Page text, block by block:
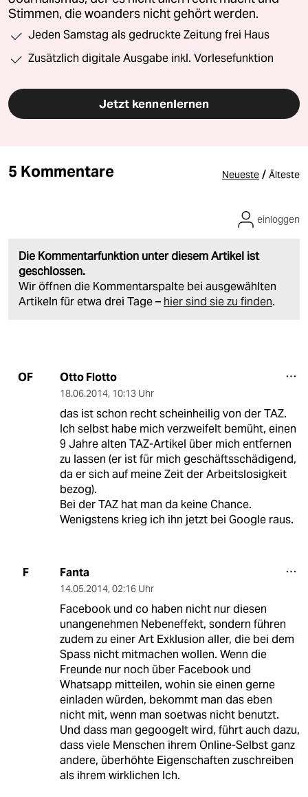
Stimmen, die woanders nicht gehört werden.
Jeden Samstag als gedruckte Zeitung frei Haus
Zusätzlich digitale Ausgabe inkl. Vorlesefunktion
Jetzt kennenlernen
5 Kommentare Neueste / Älteste
Die Kommentarfunktion unter diesem Artikel ist
geschlossen.
Wir öffnen die Kommentarspalte bei ausgewählten
Artikeln für etwa drei Tage – hier sind sie zu finden.
einloggen
OF Otto Flotto
18.06.2014, 10:13 Uhr
das ist schon recht scheinheilig von der TAZ.
Ich selbst habe mich verzweifelt bemüht, einen
9 Jahre alten TAZ-Artikel über mich entfernen
zu lassen (er ist für mich geschäftsschädigend,
da er sich auf meine Zeit der Arbeitslosigkeit
bezog).
Bei der TAZ hat man da keine Chance.
Wenigstens krieg ich ihn jetzt bei Google raus.
F Fanta
14.05.2014, 02:16 Uhr
Facebook und co haben nicht nur diesen
unangenehmen Nebeneffekt, sondern führen
zudem zu einer Art Exklusion aller, die bei dem
Spass nicht mitmachen wollen. Wenn die
Freunde nur noch über Facebook und
Whatsapp mitteilen, wohin sie einen gerne
einladen würden, bekommt man das eben
nicht mit, wenn man soetwas nicht benutzt.
Und dass man gegoogelt wird, führt auch dazu,
dass viele Menschen ihrem Online-Selbst ganz
andere, überhöhte Eigenschaften zuschreiben
als ihrem wirklichen Ich.